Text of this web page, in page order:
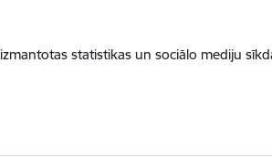
statistikas un sociālo mediju